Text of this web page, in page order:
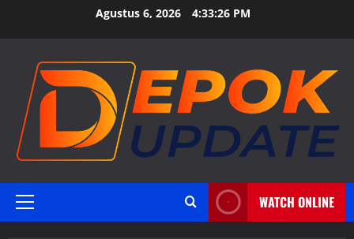
Agustus 6, 2026 4:33:27 PM
Primary
WATCH ONLINE